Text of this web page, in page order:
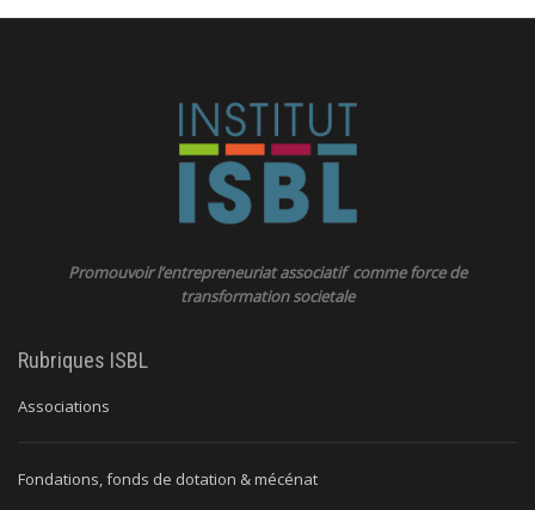
Promouvoir l’entrepreneuriat associatif comme force de
transformation societale
Rubriques ISBL
Associations
Fondations, fonds de dotation & mécénat